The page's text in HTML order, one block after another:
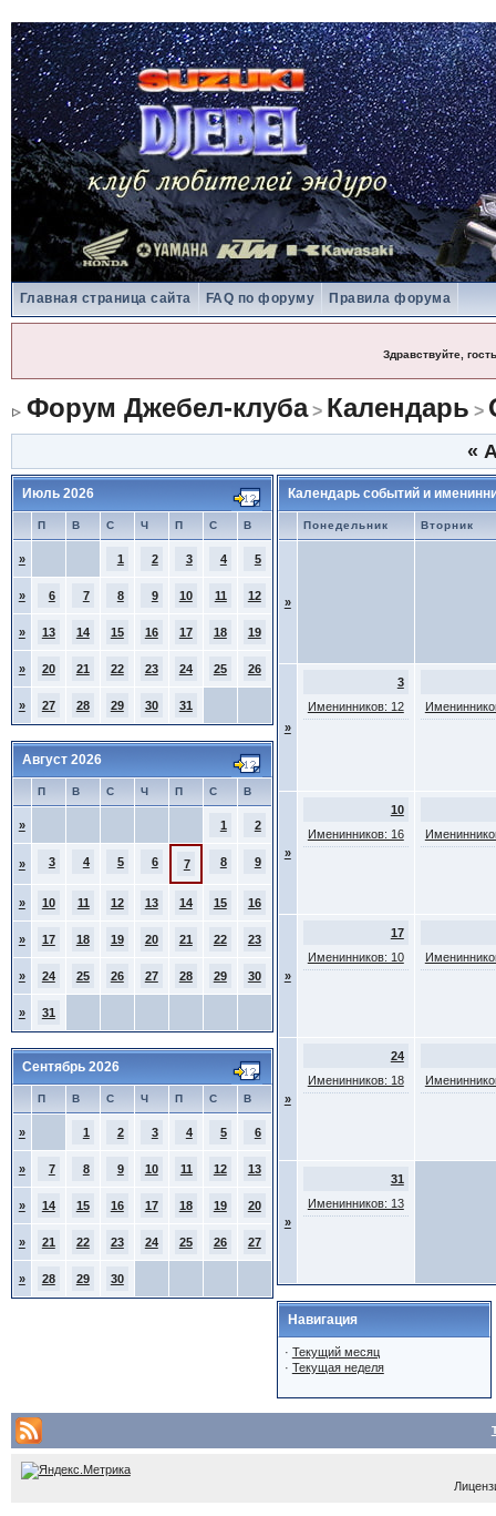
Главная страница сайта FAQ по форуму Правила форума
Здравствуйте, гость
Форум Джебел-клуба> Календарь >
«
Июль 2026
П В С Ч П С В
» 1 2 3 4 5
» 6 7 8 9 10 11 12
» 13 14 15 16 17 18 19
» 20 21 22 23 24 25 26
» 27 28 29 30 31
Август 2026
П В С Ч П С В
» 1 2
» 3 4 5 6 7 8 9
» 10 11 12 13 14 15 16
» 17 18 19 20 21 22 23
» 24 25 26 27 28 29 30
» 31
Сентябрь 2026
П В С Ч П С В
» 1 2 3 4 5 6
» 7 8 9 10 11 12 13
» 14 15 16 17 18 19 20
» 21 22 23 24 25 26 27
» 28 29 30
Календарь событий и
Понедельник Вторник
»
»
3
Именинников: 12
»
10
Именинников: 16
»
17
Именинников: 10
»
24
Именинников: 18
»
31
Именинников: 13
Навигация
· Текущий месяц
· Текущая неделя